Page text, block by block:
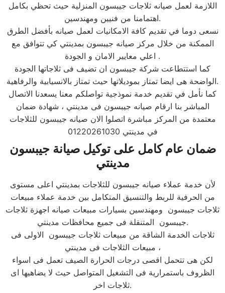
اللازمة لعمل صيانه ثلاجات جيبسون المنزلية حيث تحظي بكامل
اهتمامنا من فنيين ومهندسين.
نسعى دوما في تقديم كافة الامكانيات لعمل صيانه بأفضل الطرق
الممكنة من خلال مركز صيانه جيبسون بمدينتي كي تتوافق مع
اعلي معايير الامان و الجودة .
كما استتطاعت شركة جيبسون ان تضيف فى ثلاجاتها الجودة
الواضحة هى ايضا تمتاز بموديلاتها حيث تمتاز بالانسيابية والرفاهية.
كما نأمل في تقديم خدمة نموذجية تواصلكم معنا يسعدنا الاتصال
المباشر بنا ارقام صيانه جيبسون فى مدينتي ، شهادة ضمان
معتمدة من المركز مباشرة اتصلوا الان صيانه جيبسون للثلاجات
في مدينتي 01220261030
ضمان عام كامل على توكيل صيانة جيبسون
مدينتي
لأن خدمة عملاء صيانه جيبسون للثلاجات بمدينتي اعلى مستوى
من الحرفية للربط والتنسيق المتكامل بين خدمة عملاء مبيعات
ثلاجات جيبسون ومهندسين بسيارات مبيعات صيانه اجهزة ثلاجات
جيبسون المتنقلة فى جميع محافظات مدينتي.
ثلاجات الخدمة الشاقة من مبيعات ثلاجات جيبسون الاولى فى
مبيعات الثلاجات فى مدينتي ،
لكن هى تتحمل اقصى درجات الحرارة الصيف تعمل فى اسواء
الظروف باستمرارية فى التشغيل المتواصل حيث لا يضاهيها اى
ثلاجات اخر.